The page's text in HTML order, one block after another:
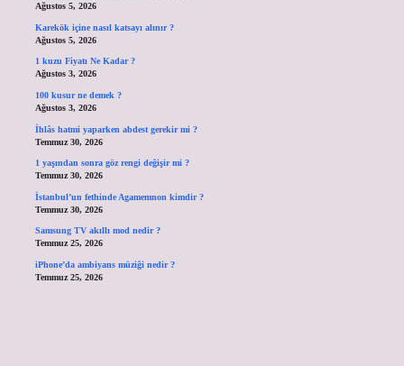
Ağustos 5, 2026
Karekök içine nasıl katsayı alınır ?
Ağustos 5, 2026
1 kuzu Fiyatı Ne Kadar ?
Ağustos 3, 2026
100 kusur ne demek ?
Ağustos 3, 2026
İhlâs hatmi yaparken abdest gerekir mi ?
Temmuz 30, 2026
1 yaşından sonra göz rengi değişir mi ?
Temmuz 30, 2026
İstanbul’un fethinde Agamemnon kimdir ?
Temmuz 30, 2026
Samsung TV akıllı mod nedir ?
Temmuz 25, 2026
iPhone’da ambiyans müziği nedir ?
Temmuz 25, 2026